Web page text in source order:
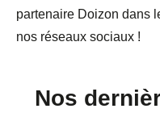
partenaire Doizon dans
nos réseaux sociaux !
Nos